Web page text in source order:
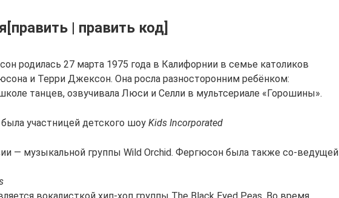
| править код]
родилась 27 марта 1975 года в Калифорнии в семье католиков
и Терри Джексон. Она росла разносторонним ребёнком:
танцев, озвучивала Люси и Селли в мультсериале «Горошины».
участницей детского шоу Kids Incorporated
— музыкальной группы Wild Orchid. Фергюсон была также со-ведущей
вокалисткой хип-хоп группы The Black Eyed Peas. Во время